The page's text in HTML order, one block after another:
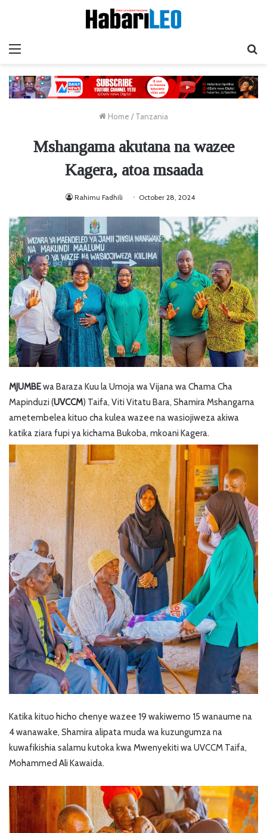
Home / Tanzania
Mshangama akutana na wazee
Kagera, atoa msaada
Rahimu Fadhili October 28, 2024
MJUMBEwa Baraza Kuu la Umoja wa Vijana wa Chama Cha
Mapinduzi (UVCCM) Taifa, Viti Vitatu Bara, Shamira Mshangama
ametembelea kituo cha kulea wazee na wasiojiweza akiwa
katika ziara fupi ya kichama Bukoba, mkoani Kagera.
Katika kituo hicho chenye wazee 19 wakiwemo 15 wanaume na
4 wanawake, Shamira alipata muda wa kuzungumza na
kuwafikishia salamu kutoka kwa Mwenyekiti wa UVCCM Taifa,
Mohammed Ali Kawaida.